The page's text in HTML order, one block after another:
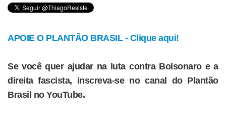
APOIE O PLANTÃO BRASIL - Clique aqui!
Se você quer ajudar na luta contra Bolsonaro e a
direita fascista, inscreva-se no canal do Plantão
Brasil no YouTube.